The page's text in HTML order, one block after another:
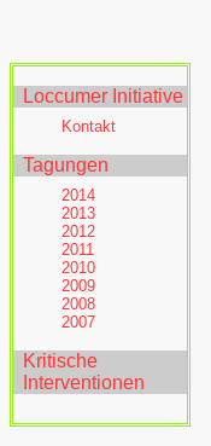
Loccumer Initiative
Kontakt
Tagungen
2014
2013
2012
2011
2010
2009
2008
2007
Kritische
Interventionen